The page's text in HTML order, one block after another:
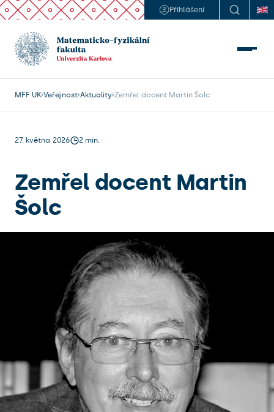
Přihlášení
MFF UK Veřejnost Aktuality Zemřel docent Martin Šolc
27. května 2026 2 min.
Zemřel docent Martin
Šolc